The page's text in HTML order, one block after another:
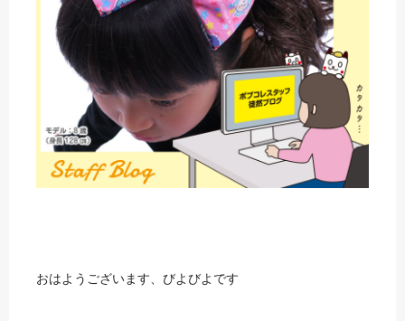
おはようございます、びよびよです